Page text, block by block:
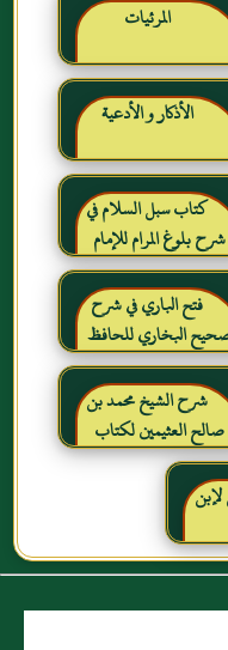
المرئيات
الأذكار و الأدعية
كتاب سبل السلام في
شرح بلوغ المرام للإمام
الصنعاني رحمه الله
فتح الباري في شرح
البخاري للحافظ
ابن حجر العسقلاني
شرح الشيخ محمد بن
صالح العثيمين لكتاب
رياض الصالحين للإمام
النووي رحمهم الله تعالى
لإبن